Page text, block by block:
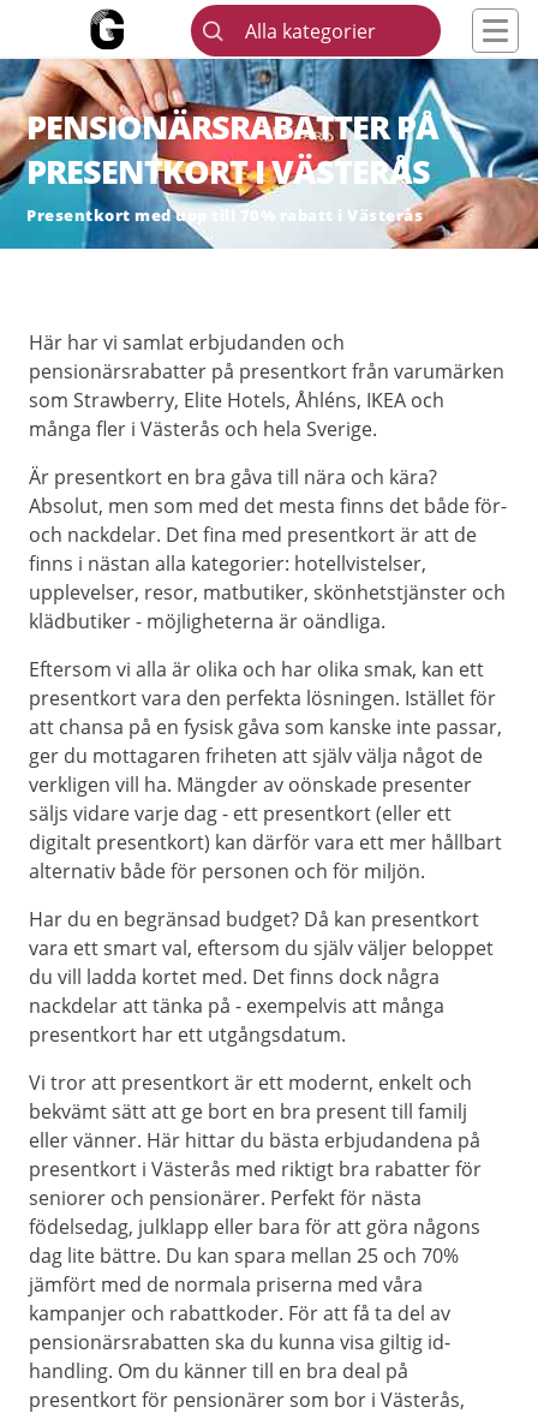
Alla kategorier
PENSIONÄRSRABATTER PÅ
PRESENTKORT I VÄSTERÅS
Presentkort med upp till 70% rabatt i Västerås
Här har vi samlat erbjudanden och
pensionärsrabatter på presentkort från varumärken
som Strawberry, Elite Hotels, Åhléns, IKEA och
många fler i Västerås och hela Sverige.
Är presentkort en bra gåva till nära och kära?
Absolut, men som med det mesta finns det både för-
och nackdelar. Det fina med presentkort är att de
finns i nästan alla kategorier: hotellvistelser,
upplevelser, resor, matbutiker, skönhetstjänster och
klädbutiker - möjligheterna är oändliga.
Eftersom vi alla är olika och har olika smak, kan ett
presentkort vara den perfekta lösningen. Istället för
att chansa på en fysisk gåva som kanske inte passar,
ger du mottagaren friheten att själv välja något de
verkligen vill ha. Mängder av oönskade presenter
säljs vidare varje dag - ett presentkort (eller ett
digitalt presentkort) kan därför vara ett mer hållbart
alternativ både för personen och för miljön.
Har du en begränsad budget? Då kan presentkort
vara ett smart val, eftersom du själv väljer beloppet
du vill ladda kortet med. Det finns dock några
nackdelar att tänka på - exempelvis att många
presentkort har ett utgångsdatum.
Vi tror att presentkort är ett modernt, enkelt och
bekvämt sätt att ge bort en bra present till familj
eller vänner. Här hittar du bästa erbjudandena på
presentkort i Västerås med riktigt bra rabatter för
seniorer och pensionärer. Perfekt för nästa
födelsedag, julklapp eller bara för att göra någons
dag lite bättre. Du kan spara mellan 25 och 70%
jämfört med de normala priserna med våra
kampanjer och rabattkoder. För att få ta del av
pensionärsrabatten ska du kunna visa giltig id-
handling. Om du känner till en bra deal på
presentkort för pensionärer som bor i Västerås,